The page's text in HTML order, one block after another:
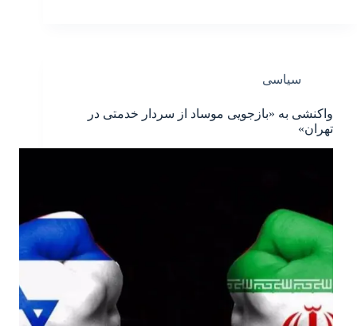
سیاسی
واکنشی به «بازجویی موساد از سردار خدمتی در
تهران»